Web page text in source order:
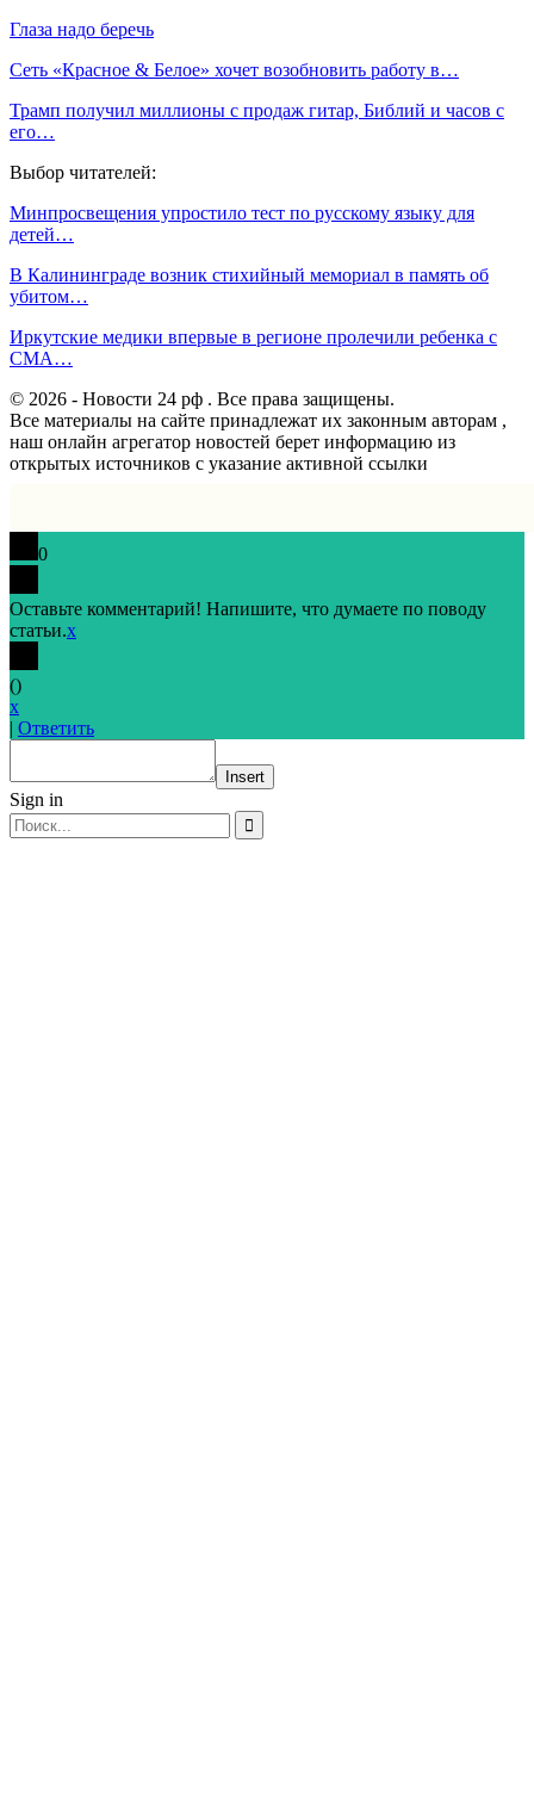
Глаза надо беречь
Сеть «Красное & Белое» хочет возобновить работу в…
Трамп получил миллионы с продаж гитар, Библий и часов с
его…
Выбор читателей:
Минпросвещения упростило тест по русскому языку для
детей…
В Калининграде возник стихийный мемориал в память об
убитом…
Иркутские медики впервые в регионе пролечили ребенка с
СМА…
© 2026 - Новости 24 рф . Все права защищены.
Все материалы на сайте принадлежат их законным авторам ,
наш онлайн агрегатор новостей берет информацию из
открытых источников с указание активной ссылки
0
Оставьте комментарий! Напишите, что думаете по поводу
статьи.x
()
x
| Ответить
Insert
Sign in